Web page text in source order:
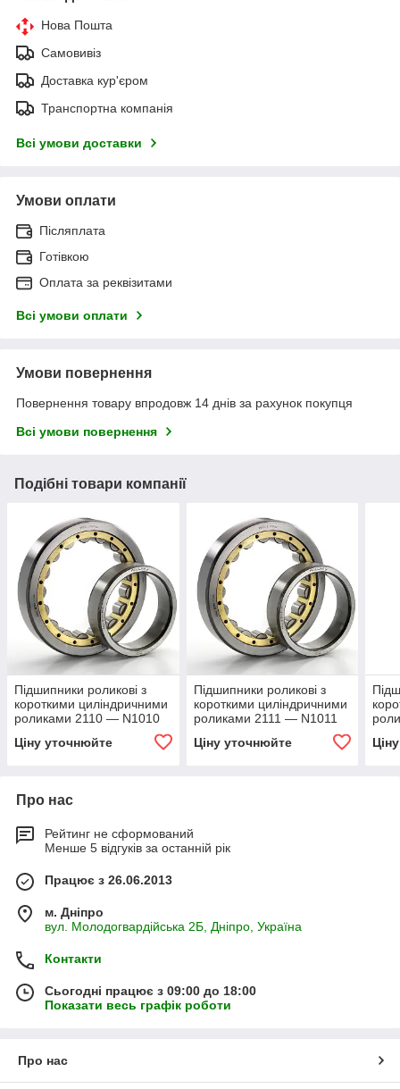
Нова Пошта
Самовивіз
Доставка кур'єром
Транспортна компанія
Всі умови доставки
Умови оплати
Післяплата
Готівкою
Оплата за реквізитами
Всі умови оплати
Умови повернення
Повернення товару впродовж 14 днів за рахунок покупця
Всі умови повернення
Подібні товари компанії
Підшипники роликові з
короткими циліндричними
роликами 2110 — N1010
Ціну уточнюйте
Підшипники роликові з
короткими циліндричними
роликами 2111 — N1011
Ціну уточнюйте
Про нас
Рейтинг не сформований
Менше 5 відгуків за останній рік
Працює з 26.06.2013
м. Дніпро
вул. Молодогвардійська 2Б, Дніпро, Україна
Контакти
Сьогодні працює з 09:00 до 18:00
Показати весь графік роботи
Про нас